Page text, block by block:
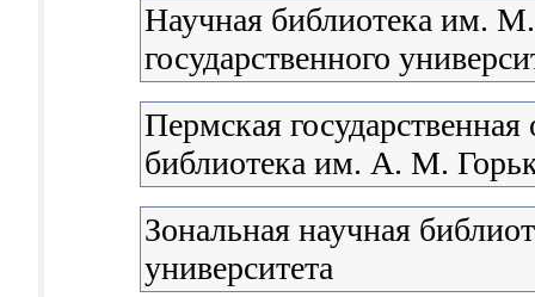
Научная библиотека им.
государственного
Пермская государственная
библиотека им. А. М.
Зональная научная
университета